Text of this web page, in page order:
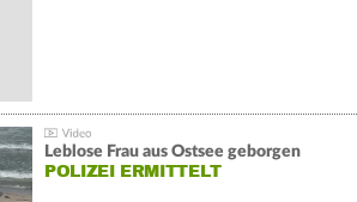
Leblose Frau aus Ostsee geborgen
POLIZEI ERMITTELT